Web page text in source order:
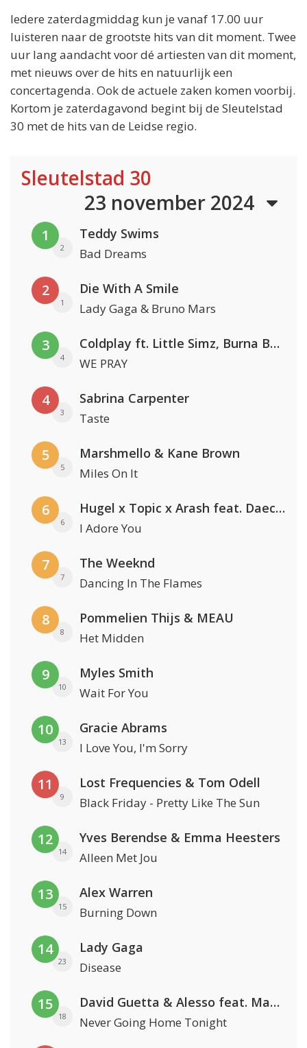
Iedere zaterdagmiddag kun je vanaf 17.00 uur
luisteren naar de grootste hits van dit moment. Twee
uur lang aandacht voor dé artiesten van dit moment,
met nieuws over de hits en natuurlijk een
concertagenda. Ook de actuele zaken komen voorbij.
Kortom je zaterdagavond begint bij de Sleutelstad
30 met de hits van de Leidse regio.
Sleutelstad 30
23 november 2024
1
2
Teddy Swims
Bad Dreams
2
1
Die With A Smile
Lady Gaga & Bruno Mars
3
4
Coldplay ft. Little Simz, Burna Boy, Elyanna & Tini
WE PRAY
4
3
Sabrina Carpenter
Taste
5
5
Marshmello & Kane Brown
Miles On It
6
6
Hugel x Topic x Arash feat. Daecolm
I Adore You
7
7
The Weeknd
Dancing In The Flames
8
8
Pommelien Thijs & MEAU
Het Midden
9
10
Myles Smith
Wait For You
10
13
Gracie Abrams
I Love You, I'm Sorry
11
9
Lost Frequencies & Tom Odell
Black Friday - Pretty Like The Sun
12
14
Yves Berendse & Emma Heesters
Alleen Met Jou
13
15
Alex Warren
Burning Down
14
23
Lady Gaga
Disease
15
18
David Guetta & Alesso feat. Madison Love
Never Going Home Tonight